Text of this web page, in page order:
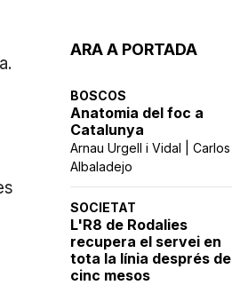
ARA A PORTADA
BOSCOS
Anatomia del foc a
Catalunya
Arnau Urgell i Vidal | Carlos
Albaladejo
SOCIETAT
L'R8 de Rodalies
recupera el servei en
tota la línia després de
cinc mesos